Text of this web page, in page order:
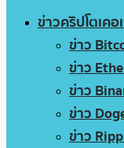
ข่าวคริปโตเคอ
ข่าว
ข่าว
ข่าว
ข่าว
ข่าว